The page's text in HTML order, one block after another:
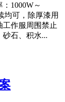
1000W～
均可，除厚漆用
工作服周围禁止
石、积水...